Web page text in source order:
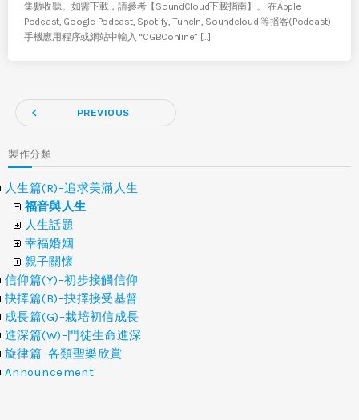
集數收聽。如需下載，請參考【SoundCloud下載指南】。 在Apple
Podcast, Google Podcast, Spotify, TuneIn, Soundcloud 等播客(Podcast)
手機應用程序或網站中輸入 “CGBConline” […]
navigate_before PREVIOUS
製作分類
人生篇(R)–追求美滿人生
福音與人生
人生話題
幸福婚姻
親子關懷
信仰篇(Y)–初步接觸信仰
抉擇篇(B)–抉擇接受基督
成長篇(G)–栽培初信成長
進深篇(W)–門徒生命進深
旋律篇–各類聖樂欣賞
Announcement